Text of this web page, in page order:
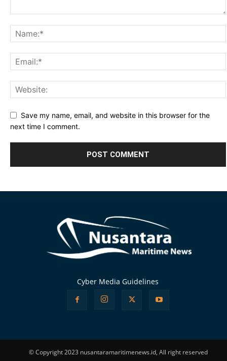
Save my name, email, and website in this browser for the
next time I comment.
Cyber Media Guidelines
© Copyright 2023 nusantaramaritimenews.id, All right reserved